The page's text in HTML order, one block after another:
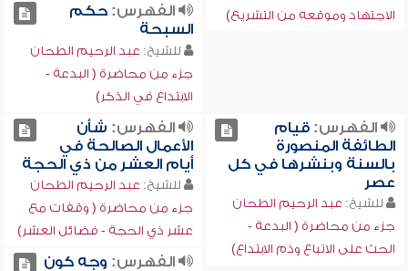
الاجتهاد وموقعه من التشريع)
الفهرس:حكم
السبحة
للشيخ: عبد الرحيم الطحان
جزء من محاضرة ( البدعة -
الابتداع في الذكر)
الفهرس:قيام
الطائفة المنصورة
بالسنة وبنشرها في كل
عصر
للشيخ: عبد الرحيم الطحان
جزء من محاضرة ( البدعة -
الحث على الاتباع وذم الابتداع)
الفهرس: شأن
الأعمال الصالحة في
أيام العشر من ذي الحجة
للشيخ: عبد الرحيم الطحان
جزء من محاضرة ( وقفات مع
عشر ذي الحجة - فضائل العشر)
الفهرس: وجه كون